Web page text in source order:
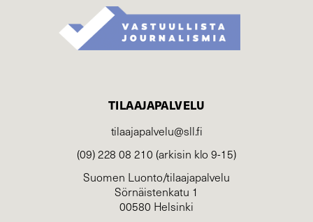
TILAAJAPALVELU
tilaajapalvelu@sll.fi
(09) 228 08 210 (arkisin klo 9-15)
Suomen Luonto/tilaajapalvelu
Sörnäistenkatu 1
00580 Helsinki